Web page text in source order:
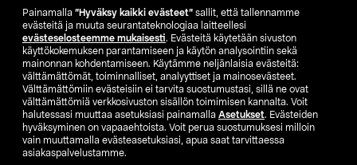
Painamalla ”Hyväksy kaikki evästeet” sallit, että tallennamme
evästeitä ja muuta seurantateknologiaa laitteellesi
evästeselosteemme mukaisesti. Evästeitä käytetään sivuston
käyttökokemuksen parantamiseen ja käytön analysointiin sekä
mainonnan kohdentamiseen. Käytämme neljänlaisia evästeitä:
välttämättömät, toiminnalliset, analyyttiset ja mainosevästeet.
Välttämättömiin evästeisiin ei tarvita suostumustasi, sillä ne ovat
välttämättömiä verkkosivuston sisällön toimimisen kannalta. Voit
halutessasi muuttaa asetuksiasi painamalla Asetukset. Evästeiden
hyväksyminen on vapaaehtoista. Voit perua suostumuksesi milloin
vain muuttamalla evästeasetuksiasi, apua saat tarvittaessa
asiakaspalvelustamme.
SE NO FI
FI SV